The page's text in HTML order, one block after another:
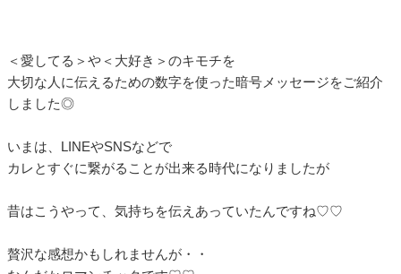
＜愛してる＞や＜大好き＞のキモチを
大切な人に伝えるための数字を使った暗号メッセージをご紹介
しました◎
いまは、LINEやSNSなどで
カレとすぐに繋がることが出来る時代になりましたが
昔はこうやって、気持ちを伝えあっていたんですね♡♡
贅沢な感想かもしれませんが・・